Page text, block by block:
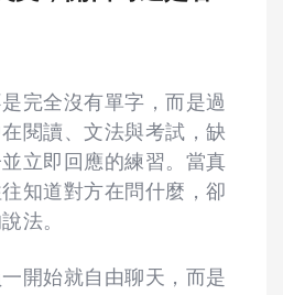
完全沒有單字，而是過
閱讀、文法與考試，缺
立即回應的練習。當真
知道對方在問什麼，卻
法。
開始就自由聊天，而是